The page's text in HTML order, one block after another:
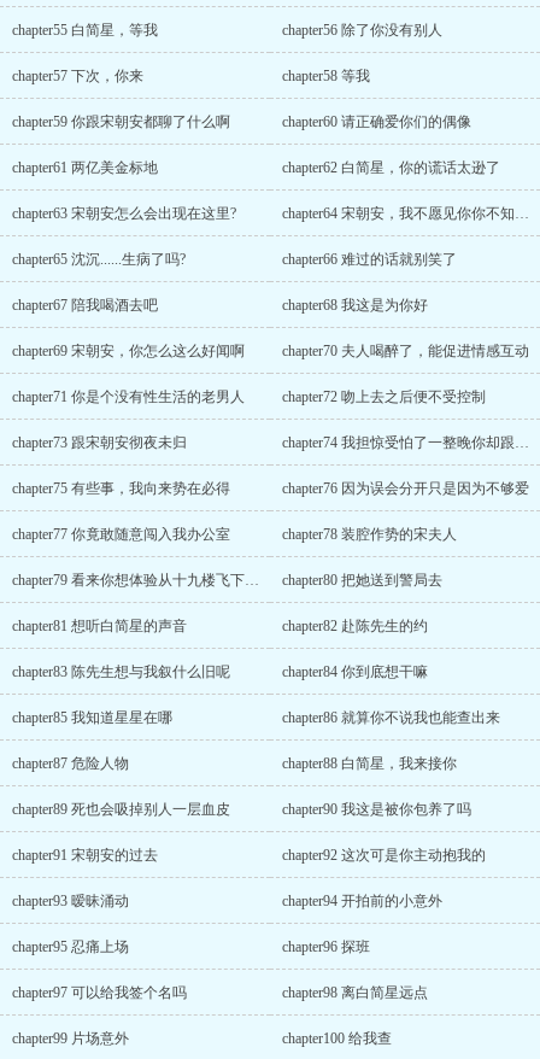
chapter55 白简星，等我 chapter56 除了你没有别人
chapter57 下次，你来 chapter58 等我
chapter59 你跟宋朝安都聊了什么啊 chapter60 请正确爱你们的偶像
chapter61 两亿美金标地 chapter62 白简星，你的谎话太逊了
chapter63 宋朝安怎么会出现在这里? chapter64 宋朝安，我不愿见你你不知道啊
chapter65 沈沉......生病了吗? chapter66 难过的话就别笑了
chapter67 陪我喝酒去吧 chapter68 我这是为你好
chapter69 宋朝安，你怎么这么好闻啊 chapter70 夫人喝醉了，能促进情感互动
chapter71 你是个没有性生活的老男人 chapter72 吻上去之后便不受控制
chapter73 跟宋朝安彻夜未归 chapter74 我担惊受怕了一整晚你却跟别人在一起
chapter75 有些事，我向来势在必得 chapter76 因为误会分开只是因为不够爱
chapter77 你竟敢随意闯入我办公室 chapter78 装腔作势的宋夫人
chapter79 看来你想体验从十九楼飞下去的感觉 chapter80 把她送到警局去
chapter81 想听白简星的声音 chapter82 赴陈先生的约
chapter83 陈先生想与我叙什么旧呢 chapter84 你到底想干嘛
chapter85 我知道星星在哪 chapter86 就算你不说我也能查出来
chapter87 危险人物 chapter88 白简星，我来接你
chapter89 死也会吸掉别人一层血皮 chapter90 我这是被你包养了吗
chapter91 宋朝安的过去 chapter92 这次可是你主动抱我的
chapter93 暧昧涌动 chapter94 开拍前的小意外
chapter95 忍痛上场 chapter96 探班
chapter97 可以给我签个名吗 chapter98 离白简星远点
chapter99 片场意外 chapter100 给我查